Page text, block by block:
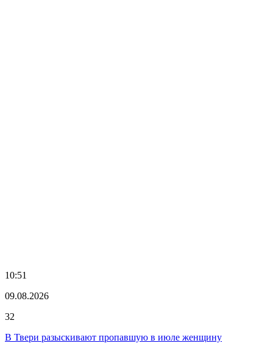
10:51
09.08.2026
32
В Твери разыскивают пропавшую в июле женщину